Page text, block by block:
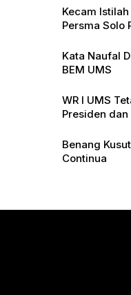
Kecam
Persma Solo
Kata Naufal
BEM UMS
WR I UMS
Presiden dan
Benang
Continua